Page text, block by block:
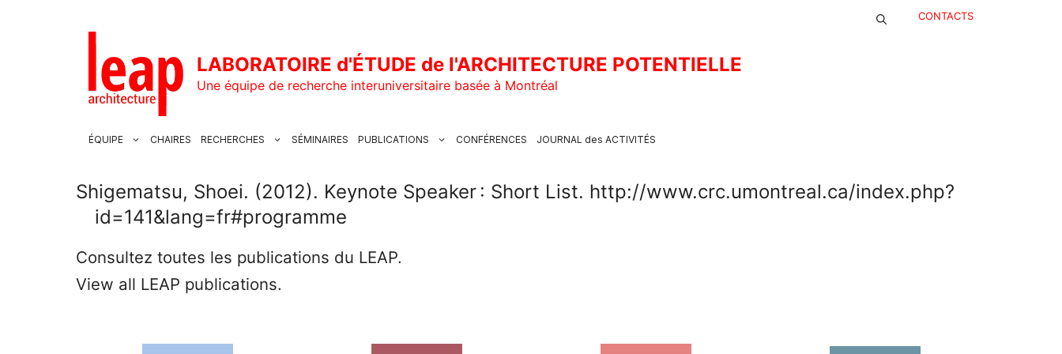
CONTACTS
LABORATOIRE d'ÉTUDE de l'ARCHITECTURE POTENTIELLE
Une équipe de recherche interuniversitaire basée à Montréal
ÉQUIPE CHAIRES RECHERCHES SÉMINAIRES PUBLICATIONS CONFÉRENCES JOURNAL des ACTIVITÉS
Shigematsu, Shoei. (2012). Keynote Speaker : Short List. http://www.crc.umontreal.ca/index.php?
id=141&lang=fr#programme
Consultez toutes les publications du LEAP.
View all LEAP publications.